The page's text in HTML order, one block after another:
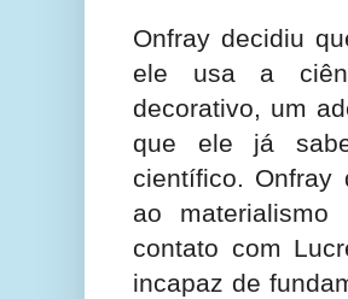
Onfray decidiu
ele usa a
decorativo, um
que ele já
científico. Onfray
ao
contato com
incapaz de